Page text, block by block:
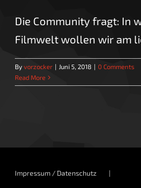
Die Community fragt: In
Filmwelt wollen wir am
Byvorzocker | Juni 5, 2018 | 0 Comments
Read More
Impressum / Datenschutz